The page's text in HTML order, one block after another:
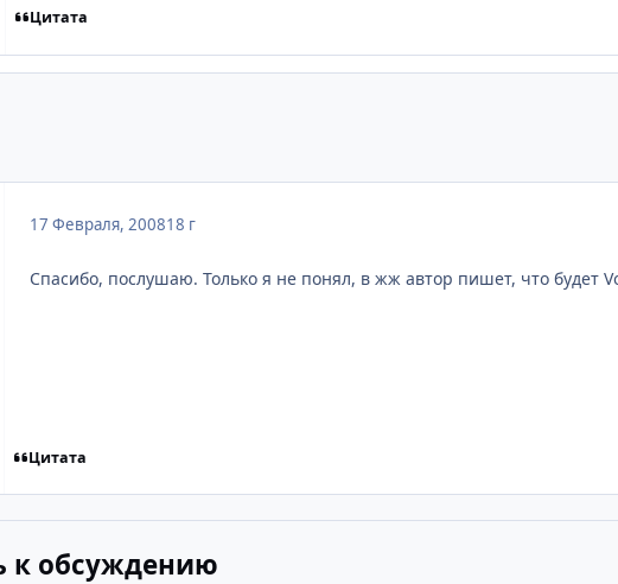
Цитата
17 Февраля, 200818 г
Спасибо, послушаю. Только я не понял, в жж автор пишет, что будет
Цитата
к обсуждению